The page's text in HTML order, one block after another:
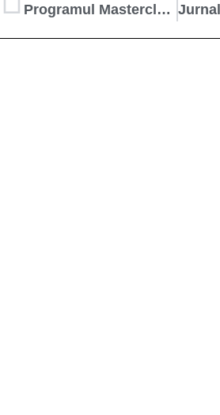
Programul Masterclass-ului Internațional de Cânt Bizantin, Ediția a XI-a, 16 – 20 iulie 2018